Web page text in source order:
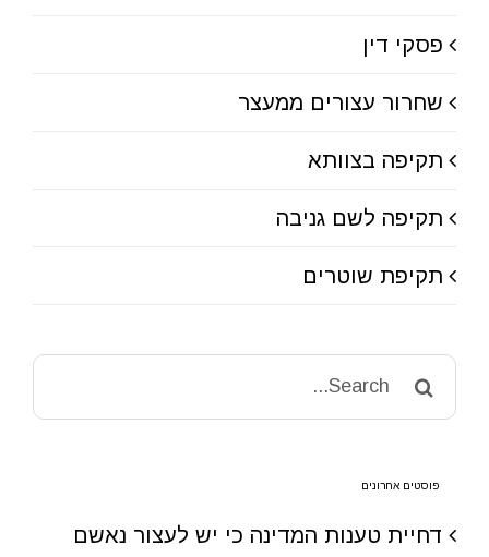
פסקי דין
שחרור עצורים ממעצר
תקיפה בצוותא
תקיפה לשם גניבה
תקיפת שוטרים
Search
for:
פוסטים אחרונים
דחיית טענות המדינה כי יש לעצור נאשם